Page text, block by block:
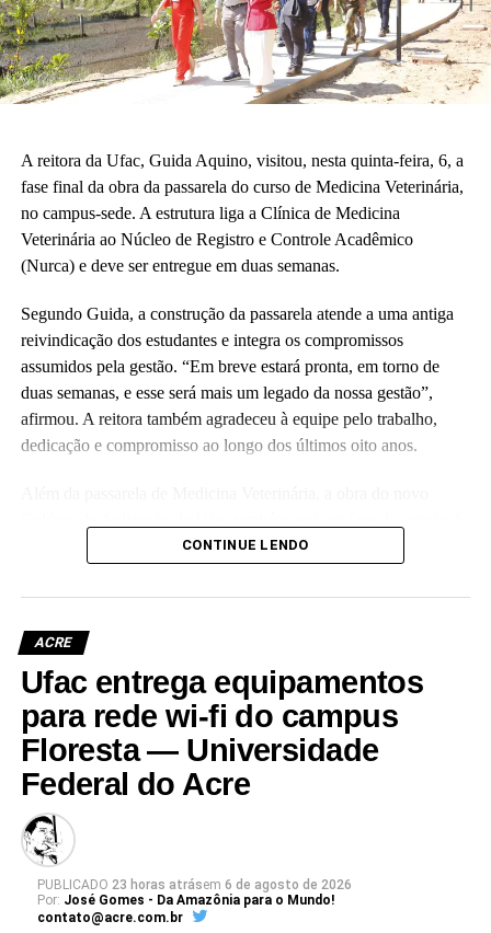
A reitora da Ufac, Guida Aquino, visitou, nesta quinta-feira, 6, a
fase final da obra da passarela do curso de Medicina Veterinária,
no campus-sede. A estrutura liga a Clínica de Medicina
Veterinária ao Núcleo de Registro e Controle Acadêmico
(Nurca) e deve ser entregue em duas semanas.
Segundo Guida, a construção da passarela atende a uma antiga
reivindicação dos estudantes e integra os compromissos
assumidos pela gestão. “Em breve estará pronta, em torno de
duas semanas, e esse será mais um legado da nossa gestão”,
afirmou. A reitora também agradeceu à equipe pelo trabalho,
dedicação e compromisso ao longo dos últimos oito anos.
e deve ser entregue em breve.
superior da Ufac.
Leia Mais: UFAC
CONTINUE LENDO
ACRE
Ufac entrega equipamentos
para rede wi-fi do campus
Floresta — Universidade
Federal do Acre
PUBLICADO 23 horas atrásem 6 de agosto de 2026
Por: José Gomes - Da Amazônia para o Mundo!
contato@acre.com.br